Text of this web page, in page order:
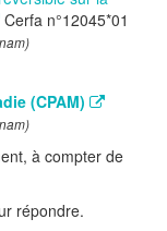
Cerfa n°12045*01
(CPAM)
à compter de
répondre.